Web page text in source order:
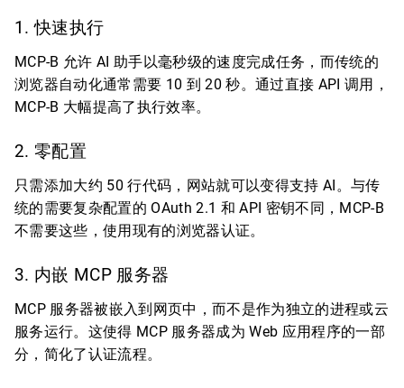
1. 快速执行
MCP-B 允许 AI 助手以毫秒级的速度完成任务，而传统的
浏览器自动化通常需要 10 到 20 秒。通过直接 API 调用，
MCP-B 大幅提高了执行效率。
2. 零配置
只需添加大约 50 行代码，网站就可以变得支持 AI。与传
统的需要复杂配置的 OAuth 2.1 和 API 密钥不同，MCP-B
不需要这些，使用现有的浏览器认证。
3. 内嵌 MCP 服务器
MCP 服务器被嵌入到网页中，而不是作为独立的进程或云
服务运行。这使得 MCP 服务器成为 Web 应用程序的一部
分，简化了认证流程。